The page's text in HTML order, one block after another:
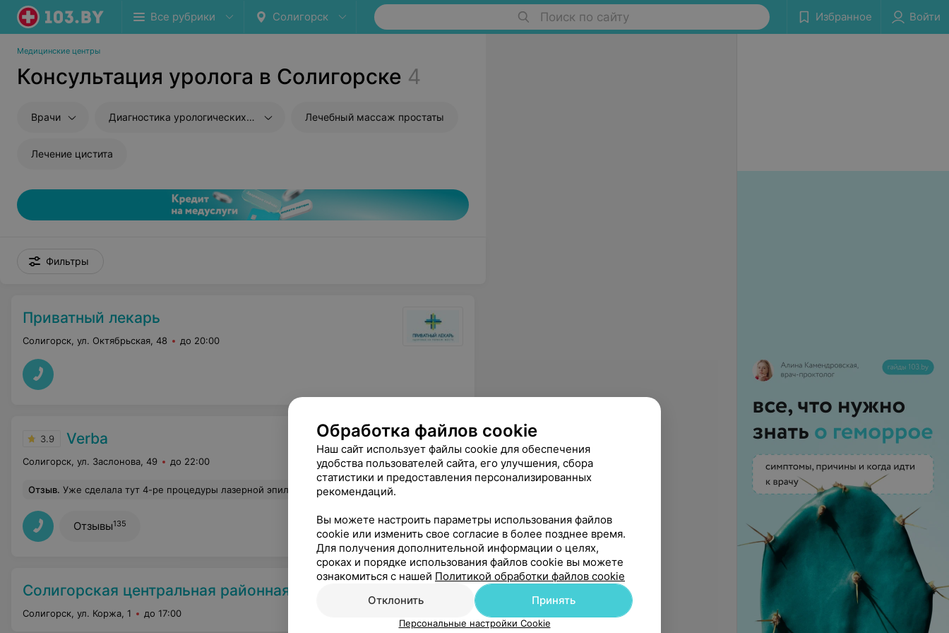
Все рубрики Солигорск Поиск по сайту Избранное Войти
Медицинские центры
Консультация уролога в Солигорске 4
Врачи Диагностика урологических заболеваний Лечебный массаж простаты
Лечение цистита
Фильтры
Приватный лекарь
Солигорск, ул. Октябрьская, 48 до 20:00
3.9 Verba
Солигорск, ул. Заслонова, 49 до 22:00
Отзыв. Уже сделала тут 4-ре процедуры лазерной эпиляции, все очень нравится. Специалисты профессионалы, приятные администраторы, сам кабинет комфортный и аккуратный. Хочется приходить ещё и еще! Очень рада, что открыли филиал в Солигорске.
Отзывы135
Солигорская центральная районная больница
Солигорск, ул. Коржа, 1 до 17:00
Обработка файлов cookie
Наш сайт использует файлы cookie для обеспечения
удобства пользователей сайта, его улучшения, сбора
статистики и предоставления персонализированных
рекомендаций.
Вы можете настроить параметры использования файлов
cookie или изменить свое согласие в более позднее время.
Для получения дополнительной информации о целях,
сроках и порядке использования файлов cookie вы можете
ознакомиться с нашей Политикой обработки файлов cookie
Отклонить
Принять
Персональные настройки Cookie